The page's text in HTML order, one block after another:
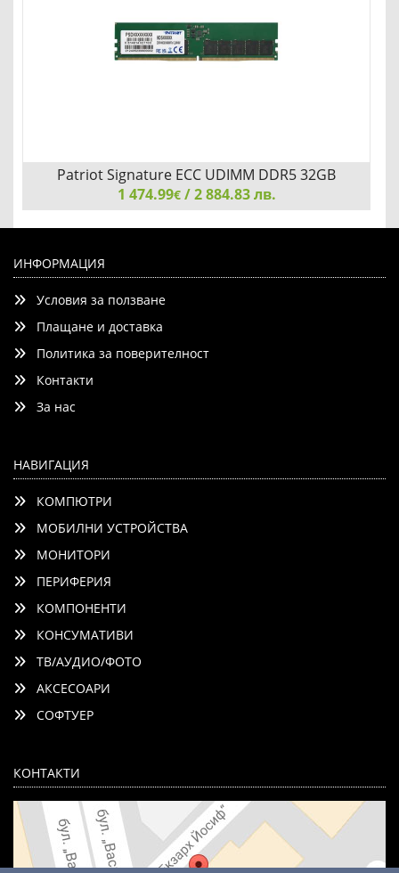
Patriot Signature ECC UDIMM DDR5 32GB
4800Mhz
1 474.99€/ 2 884.83 лв.
ИНФОРМАЦИЯ
Условия за ползване
Плащане и доставка
Политика за поверителност
Контакти
За нас
НАВИГАЦИЯ
КОМПЮТРИ
МОБИЛНИ УСТРОЙСТВА
МОНИТОРИ
ПЕРИФЕРИЯ
КОМПОНЕНТИ
КОНСУМАТИВИ
ТВ/АУДИО/ФОТО
АКСЕСОАРИ
СОФТУЕР
КОНТАКТИ